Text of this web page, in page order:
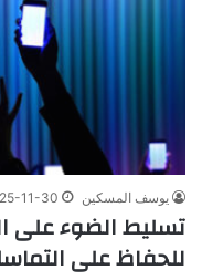
يوسف المسكين 11-30
تسليط الضوء على
للحفاظ على